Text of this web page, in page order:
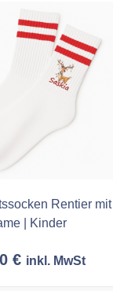
Rentier mit
| Kinder
€ inkl. MwSt